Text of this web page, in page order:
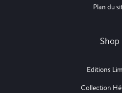
Plan du
Shop
Editions
Collection